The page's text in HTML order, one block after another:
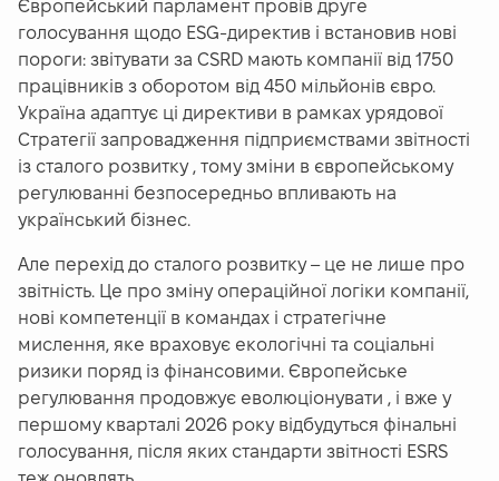
Європейський парламент провів друге
голосування щодо ESG-директив і встановив нові
пороги: звітувати за CSRD мають компанії від 1750
працівників з оборотом від 450 мільйонів євро.
Україна адаптує ці директиви в рамках урядової
Стратегії запровадження підприємствами звітності
із сталого розвитку , тому зміни в європейському
регулюванні безпосередньо впливають на
український бізнес.
Але перехід до сталого розвитку – це не лише про
звітність. Це про зміну операційної логіки компанії,
нові компетенції в командах і стратегічне
мислення, яке враховує екологічні та соціальні
ризики поряд із фінансовими. Європейське
регулювання продовжує еволюціонувати , і вже у
першому кварталі 2026 року відбудуться фінальні
голосування, після яких стандарти звітності ESRS